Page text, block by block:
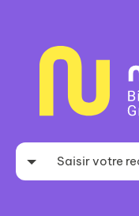
recherche